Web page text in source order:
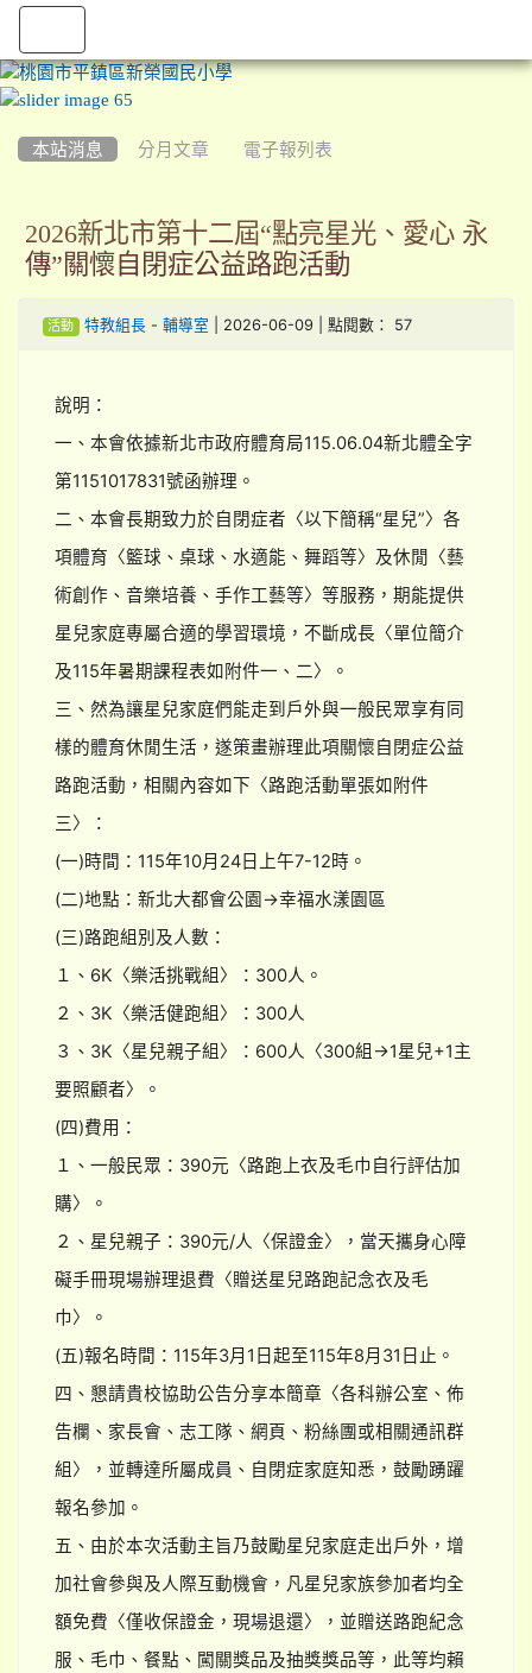
本站消息 分月文章 電子報列表
2026新北市第十二屆“點亮星光、愛心 永
傳”關懷自閉症公益路跑活動
活動 特教組長- 輔導室 | 2026-06-09 | 點閱數： 57
說明：
一、本會依據新北市政府體育局115.06.04新北體全字
第1151017831號函辦理。
二、本會長期致力於自閉症者〈以下簡稱“星兒”〉各
項體育〈籃球、桌球、水適能、舞蹈等〉及休閒〈藝
術創作、音樂培養、手作工藝等〉等服務，期能提供
星兒家庭專屬合適的學習環境，不斷成長〈單位簡介
及115年暑期課程表如附件一、二〉。
三、然為讓星兒家庭們能走到戶外與一般民眾享有同
樣的體育休閒生活，遂策畫辦理此項關懷自閉症公益
路跑活動，相關內容如下〈路跑活動單張如附件
三〉：
(一)時間：115年10月24日上午7-12時。
(二)地點：新北大都會公園→幸福水漾園區
(三)路跑組別及人數：
１、6K〈樂活挑戰組〉：300人。
２、3K〈樂活健跑組〉：300人
３、3K〈星兒親子組〉：600人〈300組→1星兒+1主
要照顧者〉。
(四)費用：
１、一般民眾：390元〈路跑上衣及毛巾自行評估加
購〉。
２、星兒親子：390元/人〈保證金〉，當天攜身心障
礙手冊現場辦理退費〈贈送星兒路跑記念衣及毛
巾〉。
(五)報名時間：115年3月1日起至115年8月31日止。
四、懇請貴校協助公告分享本簡章〈各科辦公室、佈
告欄、家長會、志工隊、網頁、粉絲團或相關通訊群
組〉，並轉達所屬成員、自閉症家庭知悉，鼓勵踴躍
報名參加。
五、由於本次活動主旨乃鼓勵星兒家庭走出戶外，增
加社會參與及人際互動機會，凡星兒家族參加者均全
額免費〈僅收保證金，現場退還〉，並贈送路跑紀念
服、毛巾、餐點、闖關獎品及抽獎獎品等，此等均賴